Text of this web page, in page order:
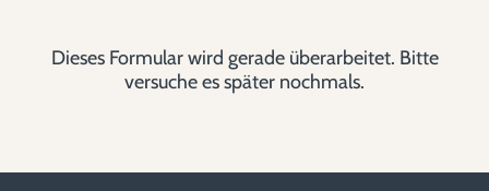
Dieses Formular wird gerade überarbeitet. Bitte
versuche es später nochmals.